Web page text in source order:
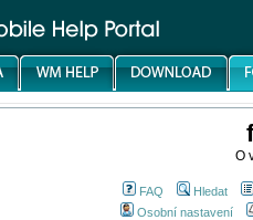
O
FAQ Hledat
Osobní nastavení